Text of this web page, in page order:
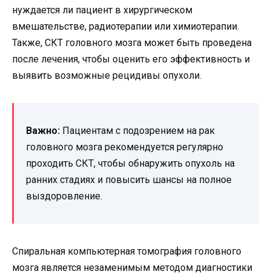
нуждается ли пациент в хирургическом
вмешательстве, радиотерапии или химиотерапии.
Также, СКТ головного мозга может быть проведена
после лечения, чтобы оценить его эффективность и
выявить возможные рецидивы опухоли.
Важно: Пациентам с подозрением на рак
головного мозга рекомендуется регулярно
проходить СКТ, чтобы обнаружить опухоль на
ранних стадиях и повысить шансы на полное
выздоровление.
Спиральная компьютерная томография головного
мозга является незаменимым методом диагностики